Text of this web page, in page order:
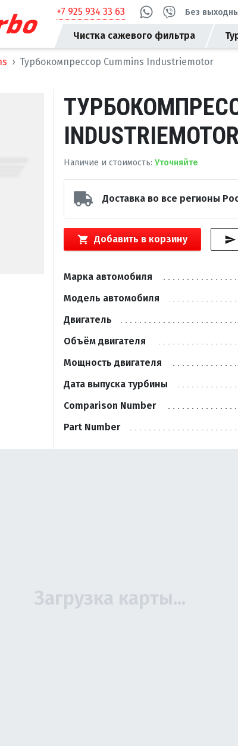
+7 925 934 33 63 Без
Чистка сажевого фильтра
Турбокомпрессор Cummins Industriemotor
INDUSTRIEMOTOR
Наличие и стоимость: Уточняйте
Доставка во все регионы
Добавить в корзину
Марка автомобиля
Модель автомобиля
Двигатель
Объём двигателя
Мощность двигателя
Дата выпуска турбины
Comparison Number
Part Number